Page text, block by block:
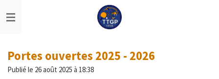
au
Portes ouvertes 2025 - 2026
Publié le 26 août 2025 à 18:38